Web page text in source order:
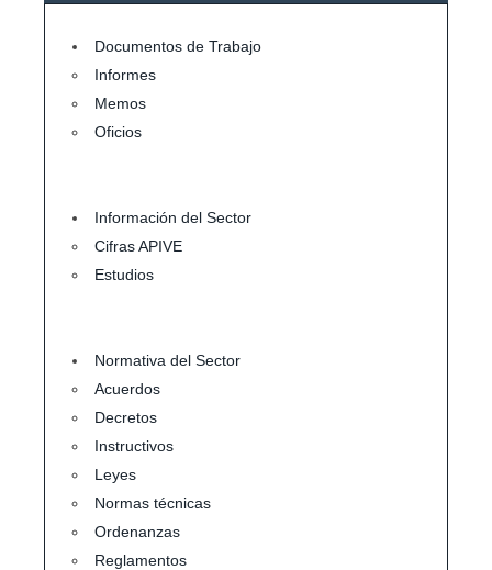
Documentos de Trabajo
Informes
Memos
Oficios
Información del Sector
Cifras APIVE
Estudios
Normativa del Sector
Acuerdos
Decretos
Instructivos
Leyes
Normas técnicas
Ordenanzas
Reglamentos